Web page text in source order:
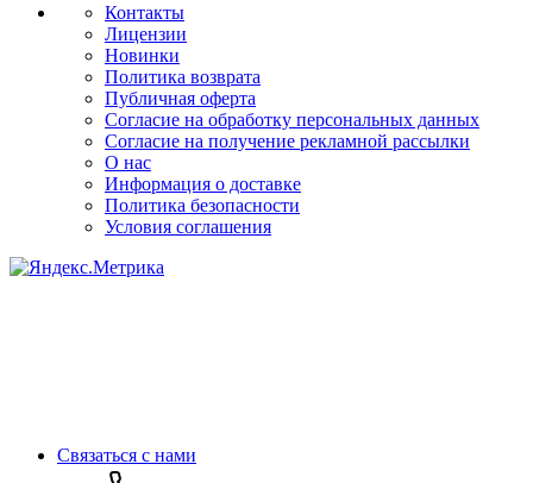
Контакты
Лицензии
Новинки
Политика возврата
Публичная оферта
Согласие на обработку персональных данных
Согласие на получение рекламной рассылки
О нас
Информация о доставке
Политика безопасности
Условия соглашения
Связаться с нами